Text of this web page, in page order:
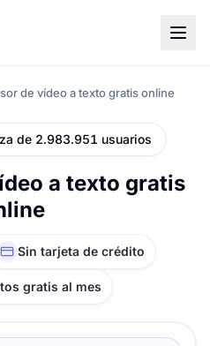
de vídeo a texto gratis online
de 2.983.951 usuarios
a texto gratis
Sin tarjeta de crédito
gratis al mes